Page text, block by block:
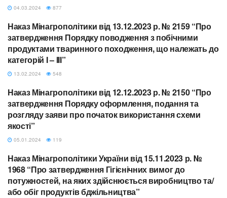
04.03.2024 877
МІНАГРОПОЛІТИКИ
Наказ Мінагрополітики від 13.12.2023 р. № 2159 “Про
затвердження Порядку поводження з побічними
продуктами тваринного походження, що належать до
категорій I – III”
13.02.2024 548
МІНАГРОПОЛІТИКИ
Наказ Мінагрополітики від 12.12.2023 р. № 2150 “Про
затвердження Порядку оформлення, подання та
розгляду заяви про початок використання схеми
якості”
05.01.2024 119
МІНАГРОПОЛІТИКИ
Наказ Мінагрополітики України від 15.11.2023 р. №
1968 “Про затвердження Гігієнічних вимог до
потужностей, на яких здійснюється виробництво та/
або обіг продуктів бджільництва”